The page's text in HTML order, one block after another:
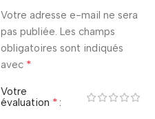
Votre adresse e-mail ne sera
pas publiée. Les champs
obligatoires sont indiqués
avec *
Votre
évaluation *